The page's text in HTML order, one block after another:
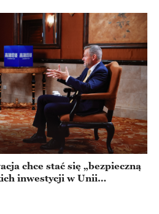
chce stać się „bezpieczną
inwestycji w Unii